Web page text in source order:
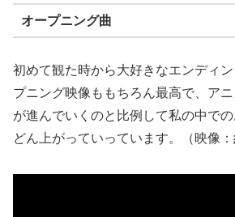
オープニング曲
初めて観た時から大好きなエンディ
プニング映像ももちろん最高で、ア
が進んでいくのと比例して私の中で
どん上がっていっています。（映像：